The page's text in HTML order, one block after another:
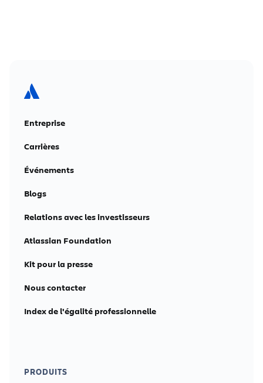
Entreprise
Carrières
Événements
Blogs
Relations avec les investisseurs
Atlassian Foundation
Kit pour la presse
Nous contacter
Index de l'égalité professionnelle
PRODUITS